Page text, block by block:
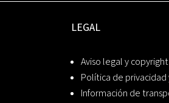
LEGAL
Aviso legal y copyright
Política de privacidad
Información de